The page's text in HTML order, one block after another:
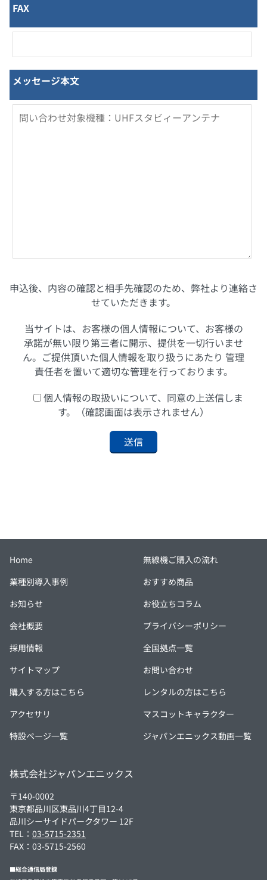
FAX
メッセージ本文
申込後、内容の確認と相手先確認のため、弊社より連絡さ
せていただきます。
当サイトは、お客様の個人情報について、お客様の
承諾が無い限り第三者に開示、提供を一切行いませ
ん。ご提供頂いた個人情報を取り扱うにあたり 管理
責任者を置いて適切な管理を行っております。
個人情報の取扱いについて、同意の上送信しま
す。（確認画面は表示されません）
Home
無線機ご購入の流れ
業種別導入事例
おすすめ商品
お知らせ
お役立ちコラム
会社概要
プライバシーポリシー
採用情報
全国拠点一覧
サイトマップ
お問い合わせ
購入する方はこちら
レンタルの方はこちら
アクセサリ
マスコットキャラクター
特設ページ一覧
ジャパンエニックス動画一覧
株式会社ジャパンエニックス
〒140-0002
東京都品川区東品川4丁目12-4
品川シーサイドパークタワー 12F
TEL： 03-5715-2351
FAX：03-5715-2560
■総合通信局登録